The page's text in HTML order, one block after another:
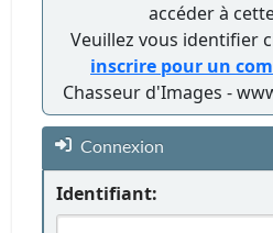
accéder à
Veuillez vous identifier
inscrire pour un
Chasseur d'Images -
Connexion
Identifiant: